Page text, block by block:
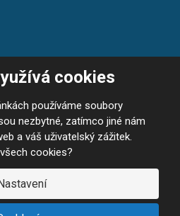
cookies
používáme soubory
nezbytné, zatímco jiné nám
a váš uživatelský zážitek.
cookies?
POTŘEBY
||GDPR